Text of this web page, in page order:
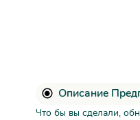
Описание
Что бы вы сделали,